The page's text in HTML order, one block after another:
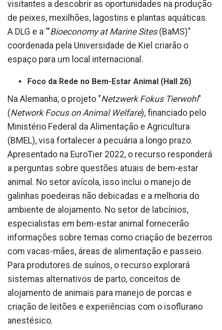
visitantes a descobrir as oportunidades na produção
de peixes, mexilhões, lagostins e plantas aquáticas.
A DLG e a ‘"Bioeconomy at Marine Sites(BaMS)"
coordenada pela Universidade de Kiel criarão o
espaço para um local internacional.
Foco da Rede no Bem-Estar Animal (Hall 26)
Na Alemanha, o projeto "Netzwerk Fokus Tierwohl"
(Network Focus on Animal Welfare), financiado pelo
Ministério Federal da Alimentação e Agricultura
(BMEL), visa fortalecer a pecuária a longo prazo.
Apresentado na EuroTier 2022, o recurso responderá
a perguntas sobre questões atuais de bem-estar
animal. No setor avícola, isso inclui o manejo de
galinhas poedeiras não debicadas e a melhoria do
ambiente de alojamento. No setor de laticínios,
especialistas em bem-estar animal fornecerão
informações sobre temas como criação de bezerros
com vacas-mães, áreas de alimentação e passeio.
Para produtores de suínos, o recurso explorará
sistemas alternativos de parto, conceitos de
alojamento de animais para manejo de porcas e
criação de leitões e experiências com o isoflurano
anestésico.